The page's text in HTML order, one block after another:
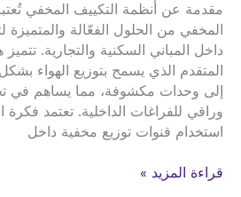
مقدمة عن أنظمة التكييف المخفي
المخفي من الحلول الفعّالة والمتميزة
داخل المباني السكنية والتجارية.
المتقدم الذي يسمح بتوزيع الهواء
إلى وحدات مكشوفة، مما يساهم في
وراقي للفراغات الداخلية. تعتمد
استخدام قنوات توزيع مخفية داخل
تكييف
قراءة المزيد »